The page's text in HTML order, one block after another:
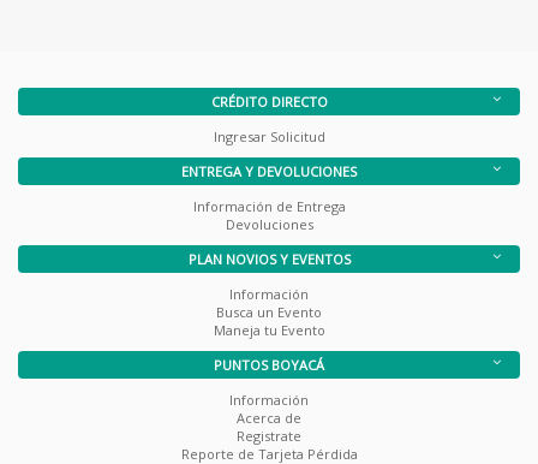
CRÉDITO DIRECTO
Ingresar Solicitud
ENTREGA Y DEVOLUCIONES
Información de Entrega
Devoluciones
PLAN NOVIOS Y EVENTOS
Información
Busca un Evento
Maneja tu Evento
PUNTOS BOYACÁ
Información
Acerca de
Registrate
Reporte de Tarjeta Pérdida